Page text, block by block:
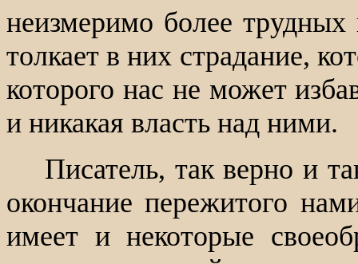
неизмеримо более
толкает в них страдание,
которого нас не может
и никакая власть над ними.
Писатель, так верно и
окончание пережитого
имеет и некоторые